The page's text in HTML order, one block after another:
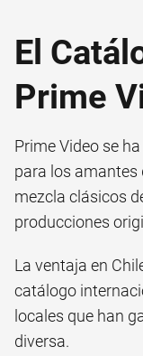
El
Prime
Prime Video se
para los amantes
mezcla clásicos
producciones
La ventaja en
catálogo
locales que han
diversa.